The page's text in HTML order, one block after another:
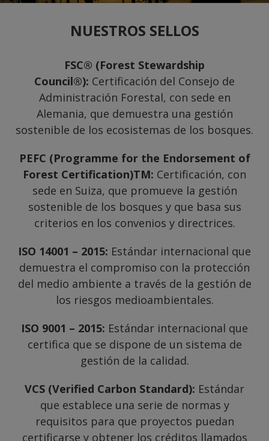
NUESTROS SELLOS
FSC® (Forest Stewardship
Council®): Certificación del Consejo de
Administración Forestal, con sede en
Alemania, que demuestra una gestión
sostenible de los ecosistemas de los bosques.
PEFC (Programme for the Endorsement of
Forest Certification)TM: Certificación, con
sede en Suiza, que promueve la gestión
sostenible de los bosques y que basa sus
criterios en los convenios y directrices.
ISO 14001 – 2015: Estándar internacional que
demuestra el compromiso con la protección
del medio ambiente a través de la gestión de
los riesgos medioambientales.
ISO 9001 – 2015: Estándar internacional que
certifica que se dispone de un sistema de
gestión de la calidad.
VCS (Verified Carbon Standard): Estándar
que establece una serie de normas y
requisitos para que proyectos puedan
certificarse y obtener los créditos llamados